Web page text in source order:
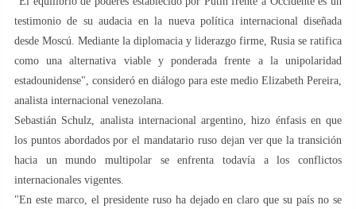
testimonio de su audacia en la nueva política internacional diseñada
desde Moscú. Mediante la diplomacia y liderazgo firme, Rusia se ratifica
como una alternativa viable y ponderada frente a la unipolaridad
estadounidense", consideró en diálogo para este medio Elizabeth Pereira,
analista internacional venezolana.
Sebastián Schulz, analista internacional argentino, hizo énfasis en que
los puntos abordados por el mandatario ruso dejan ver que la transición
hacia un mundo multipolar se enfrenta todavía a los conflictos
internacionales vigentes.
"En este marco, el presidente ruso ha dejado en claro que su país no se